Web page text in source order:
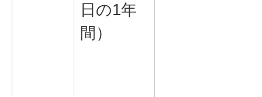
日の1年
間）